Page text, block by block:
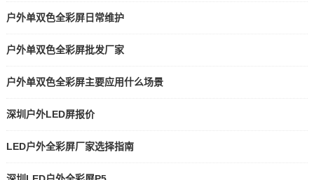
户外单双色全彩屏日常维护
户外单双色全彩屏批发厂家
户外单双色全彩屏主要应用什么场景
深圳户外LED屏报价
LED户外全彩屏厂家选择指南